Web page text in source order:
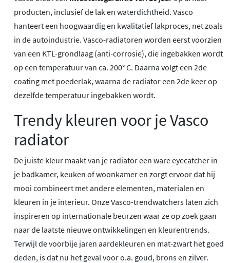
producten, inclusief de lak en waterdichtheid. Vasco
hanteert een hoogwaardig en kwalitatief lakproces, net zoals
in de autoindustrie. Vasco-radiatoren worden eerst voorzien
van een KTL-grondlaag (anti-corrosie), die ingebakken wordt
op een temperatuur van ca. 200° C. Daarna volgt een 2de
coating met poederlak, waarna de radiator een 2de keer op
dezelfde temperatuur ingebakken wordt.
Trendy kleuren voor je Vasco
radiator
De juiste kleur maakt van je radiator een ware eyecatcher in
je badkamer, keuken of woonkamer en zorgt ervoor dat hij
mooi combineert met andere elementen, materialen en
kleuren in je interieur. Onze Vasco-trendwatchers laten zich
inspireren op internationale beurzen waar ze op zoek gaan
naar de laatste nieuwe ontwikkelingen en kleurentrends.
Terwijl de voorbije jaren aardekleuren en mat-zwart het goed
deden, is dat nu het geval voor o.a. goud, brons en zilver.